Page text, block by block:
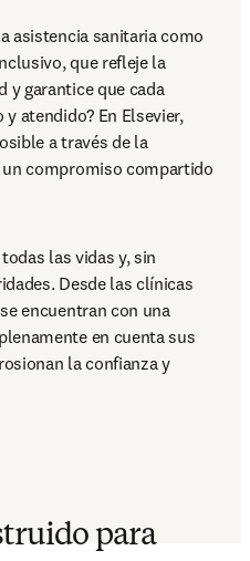
asistencia sanitaria como
que refleje la
y garantice que cada
atendido? En Elsevier,
a través de la
compromiso compartido
las vidas y, sin
Desde las clínicas
encuentran con una
en cuenta sus
la confianza y
para